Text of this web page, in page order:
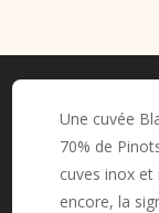
Une cuvée
70% de
cuves inox
encore, la